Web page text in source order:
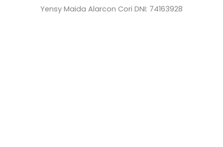
Yensy Maida Alarcon Cori DNI: 74163928